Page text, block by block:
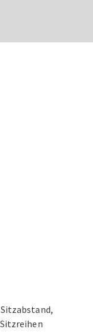
Sitzabstand,